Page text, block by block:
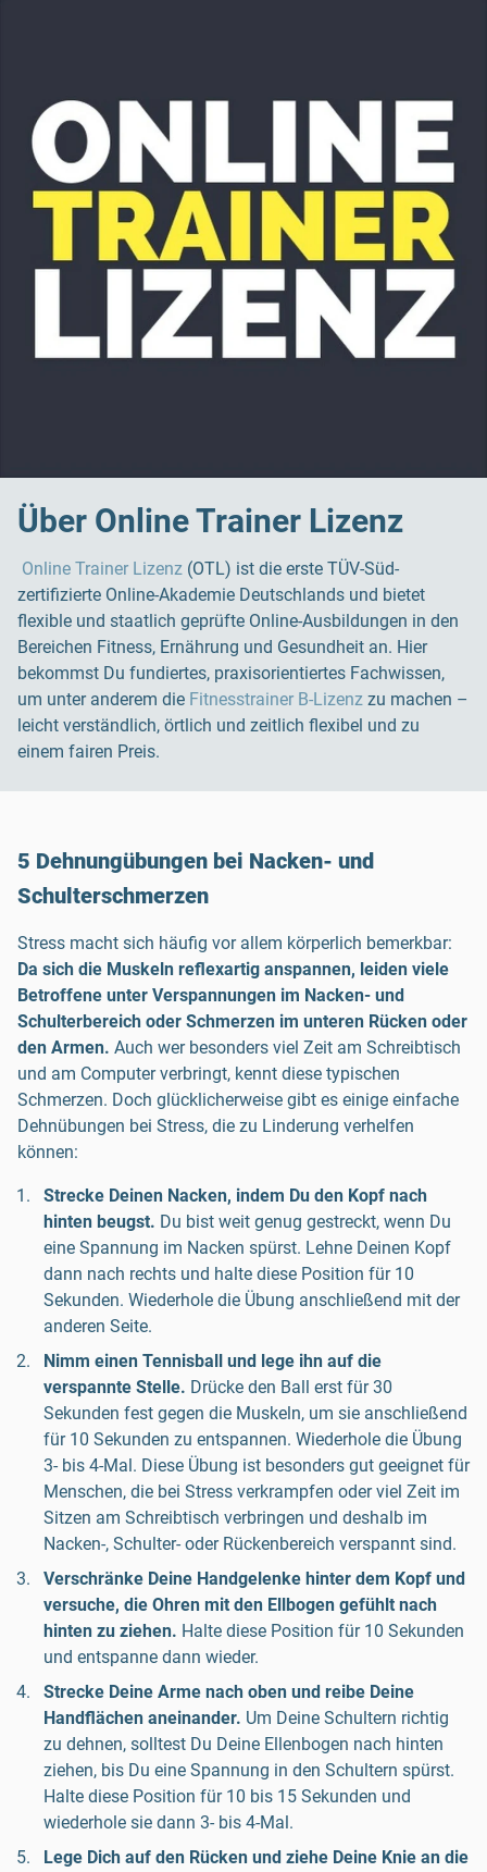
Über Online Trainer Lizenz
Online Trainer Lizenz (OTL) ist die erste TÜV-Süd-
zertifizierte Online-Akademie Deutschlands und bietet
flexible und staatlich geprüfte Online-Ausbildungen in den
Bereichen Fitness, Ernährung und Gesundheit an. Hier
bekommst Du fundiertes, praxisorientiertes Fachwissen,
um unter anderem die Fitnesstrainer B-Lizenz zu machen –
leicht verständlich, örtlich und zeitlich flexibel und zu
einem fairen Preis.
5 Dehnungübungen bei Nacken- und
Schulterschmerzen
Stress macht sich häufig vor allem körperlich bemerkbar:
Da sich die Muskeln reflexartig anspannen, leiden viele
Betroffene unter Verspannungen im Nacken- und
Schulterbereich oder Schmerzen im unteren Rücken oder
den Armen. Auch wer besonders viel Zeit am Schreibtisch
und am Computer verbringt, kennt diese typischen
Schmerzen. Doch glücklicherweise gibt es einige einfache
Dehnübungen bei Stress, die zu Linderung verhelfen
können:
Strecke Deinen Nacken, indem Du den Kopf nach
hinten beugst. Du bist weit genug gestreckt, wenn Du
eine Spannung im Nacken spürst. Lehne Deinen Kopf
dann nach rechts und halte diese Position für 10
Sekunden. Wiederhole die Übung anschließend mit der
anderen Seite.
Nimm einen Tennisball und lege ihn auf die
verspannte Stelle. Drücke den Ball erst für 30
Sekunden fest gegen die Muskeln, um sie anschließend
für 10 Sekunden zu entspannen. Wiederhole die Übung
3- bis 4-Mal. Diese Übung ist besonders gut geeignet für
Menschen, die bei Stress verkrampfen oder viel Zeit im
Sitzen am Schreibtisch verbringen und deshalb im
Nacken-, Schulter- oder Rückenbereich verspannt sind.
Verschränke Deine Handgelenke hinter dem Kopf und
versuche, die Ohren mit den Ellbogen gefühlt nach
hinten zu ziehen. Halte diese Position für 10 Sekunden
und entspanne dann wieder.
Strecke Deine Arme nach oben und reibe Deine
Handflächen aneinander. Um Deine Schultern richtig
zu dehnen, solltest Du Deine Ellenbogen nach hinten
ziehen, bis Du eine Spannung in den Schultern spürst.
Halte diese Position für 10 bis 15 Sekunden und
wiederhole sie dann 3- bis 4-Mal.
Lege Dich auf den Rücken und ziehe Deine Knie an die